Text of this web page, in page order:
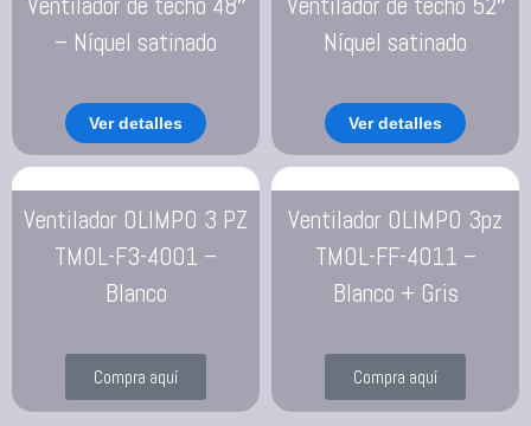
– Níquel satinado
Ver detalles
Níquel satinado
Ver detalles
Ventilador OLIMPO 3 PZ
TMOL-F3-4001 –
Blanco
Compra aquí
Ventilador OLIMPO 3pz
TMOL-FF-4011 –
Blanco + Gris
Compra aquí